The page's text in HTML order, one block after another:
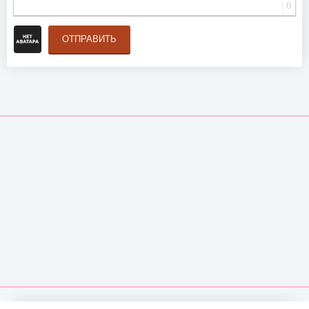
0
ОТПРАВИТЬ